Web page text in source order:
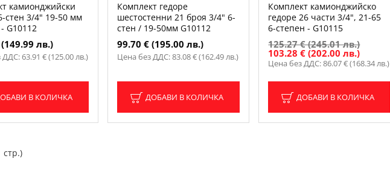
камионджийски
стен 3/4" 19-50 мм
G10112
лв.)
63.91 € (125.00 лв.)
В КОЛИЧКА
Комплект гедоре
шестостенни 21 броя 3/4" 6-
стен / 19-50мм G10112
99.70 € (195.00 лв.)
Цена без ДДС: 83.08 € (162.49 лв.)
ДОБАВИ В КОЛИЧКА
Комплект камионджийско
гедоре 26 части 3/4", 21-65
6-степен - G10115
103.28 € (202.00 лв.)
125.27 € (245.01 лв.)
Цена без ДДС: 86.07 € (168.34 лв.)
ДОБАВИ В КОЛИЧКА
стр.)